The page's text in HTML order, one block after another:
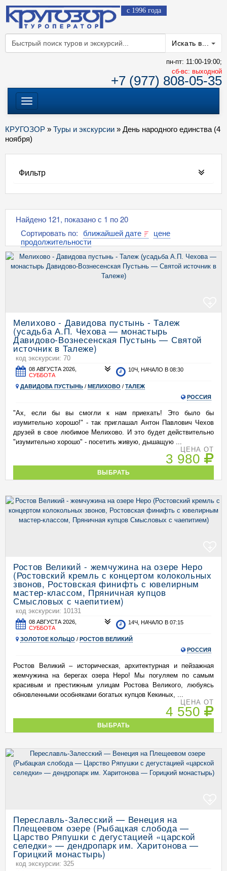
с 1996 года
Искать в...
пн-пт: 11:00-19:00;
cб-вс: выходной
+7 (977) 808-05-35
Меню
КРУГОЗОР » Туры и экскурсии » День народного единства (4
ноября)
Фильтр
Найдено 121, показано с 1 по 20
Сортировать по: ближайшей дате
цене
продолжительности
Мелихово - Давидова пустынь - Талеж
(усадьба А.П. Чехова — монастырь
Давидово-Вознесенская Пустынь — Святой
источник в Талеже)
код экскурсии: 70
08 АВГУСТА 2026,
СУББОТА
10Ч, НАЧАЛО В 08:30
ДАВИДОВА ПУСТЫНЬ / МЕЛИХОВО / ТАЛЕЖ
РОССИЯ
"Ах, если бы вы смогли к нам приехать! Это было бы
изумительно хорошо!" - так приглашал Антон Павлович Чехов
друзей в свое любимое Мелихово. И это будет действительно
"изумительно хорошо" - посетить живую, дышащую ...
ЦЕНА ОТ
3 980
ВЫБРАТЬ
Ростов Великий - жемчужина на озере Неро
(Ростовский кремль с концертом колокольных
звонов, Ростовская финифть с ювелирным
мастер-классом, Пряничная купцов
Смысловых с чаепитием)
код экскурсии: 10131
08 АВГУСТА 2026,
СУББОТА
14Ч, НАЧАЛО В 07:15
ЗОЛОТОЕ КОЛЬЦО / РОСТОВ ВЕЛИКИЙ
РОССИЯ
Ростов Великий – историческая, архитектурная и пейзажная
жемчужина на берегах озера Неро! Мы погуляем по самым
красивым и престижным улицам Ростова Великого, любуясь
обновленными особняками богатых купцов Кекиных, ...
ЦЕНА ОТ
4 550
ВЫБРАТЬ
Переславль-Залесский — Венеция на
Плещеевом озере (Рыбацкая слобода —
Царство Ряпушки с дегустацией «царской
селедки» — дендропарк им. Харитонова —
Горицкий монастырь)
код экскурсии: 325